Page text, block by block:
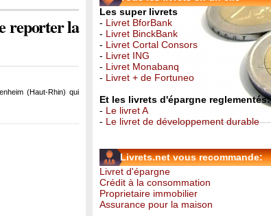
reporter la
(Haut-Rhin) qui
Les super livrets
- Livret BforBank
- Livret BinckBank
- Livret Cortal Consors
- Livret ING
- Livret Monabanq
- Livret + de Fortuneo
Et les livrets d'épargne reglementés:
- Le livret A
- Le livret de développement durable
Livrets.net vous recommande:
Livret d'épargne
Crédit à la consommation
Proprietaire immobilier
Assurance pour la maison